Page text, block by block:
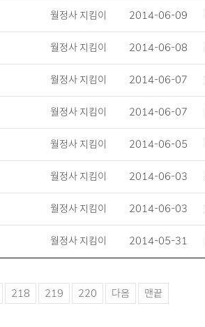
월정사 지킴이 2014-06-09
월정사 지킴이 2014-06-08
월정사 지킴이 2014-06-07
월정사 지킴이 2014-06-07
월정사 지킴이 2014-06-05
월정사 지킴이 2014-06-03
월정사 지킴이 2014-06-03
월정사 지킴이 2014-05-31
218 219 220 다음 맨끝